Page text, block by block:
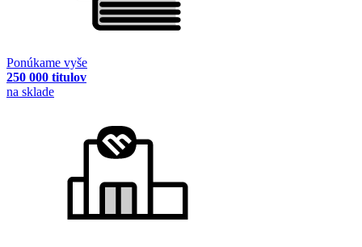
Ponúkame vyše
250 000 titulov
na sklade